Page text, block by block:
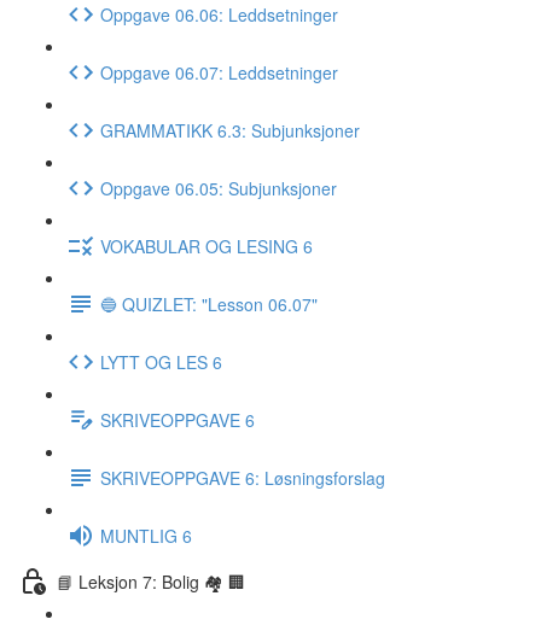
Oppgave 06.06: Leddsetninger
Oppgave 06.07: Leddsetninger
GRAMMATIKK 6.3: Subjunksjoner
Oppgave 06.05: Subjunksjoner
VOKABULAR OG LESING 6
🔵 QUIZLET: "Lesson 06.07"
LYTT OG LES 6
SKRIVEOPPGAVE 6
SKRIVEOPPGAVE 6: Løsningsforslag
MUNTLIG 6
📘 Leksjon 7: Bolig 🏘 🏢